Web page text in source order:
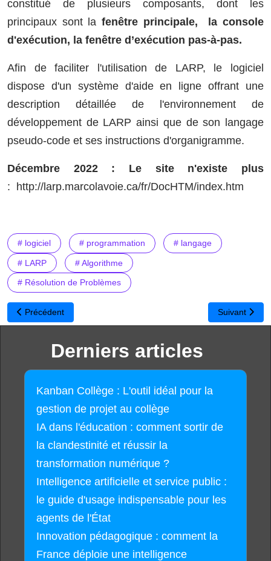
constitué de plusieurs composants, dont les
principaux sont lafenêtre principale, la console
d'exécution, la fenêtre d’exécution pas-à-pas.
Afin de faciliter l'utilisation de LARP, le logiciel
dispose d'un système d'aide en ligne offrant une
description détaillée de l'environnement de
développement de LARP ainsi que de son langage
pseudo-code et ses instructions d'organigramme.
Décembre 2022 : Le site n'existe plus
: http://larp.marcolavoie.ca/fr/DocHTM/index.htm
# logiciel # programmation # langage
# LARP # Algorithme
# Résolution de Problèmes
Article précédent : Apprenez à coder de manière interactive,
Précédent Article
Suivant
Derniers articles
Kanban Collège : L'outil idéal pour la
gestion de projet au collège
IA dans l'éducation : comment sortir de
la clandestinité et réussir la
transformation numérique ?
Intelligence artificielle et service public :
le guide d'usage indispensable pour les
agents de l'État
Innovation pédagogique : comment la
France déploie une intelligence